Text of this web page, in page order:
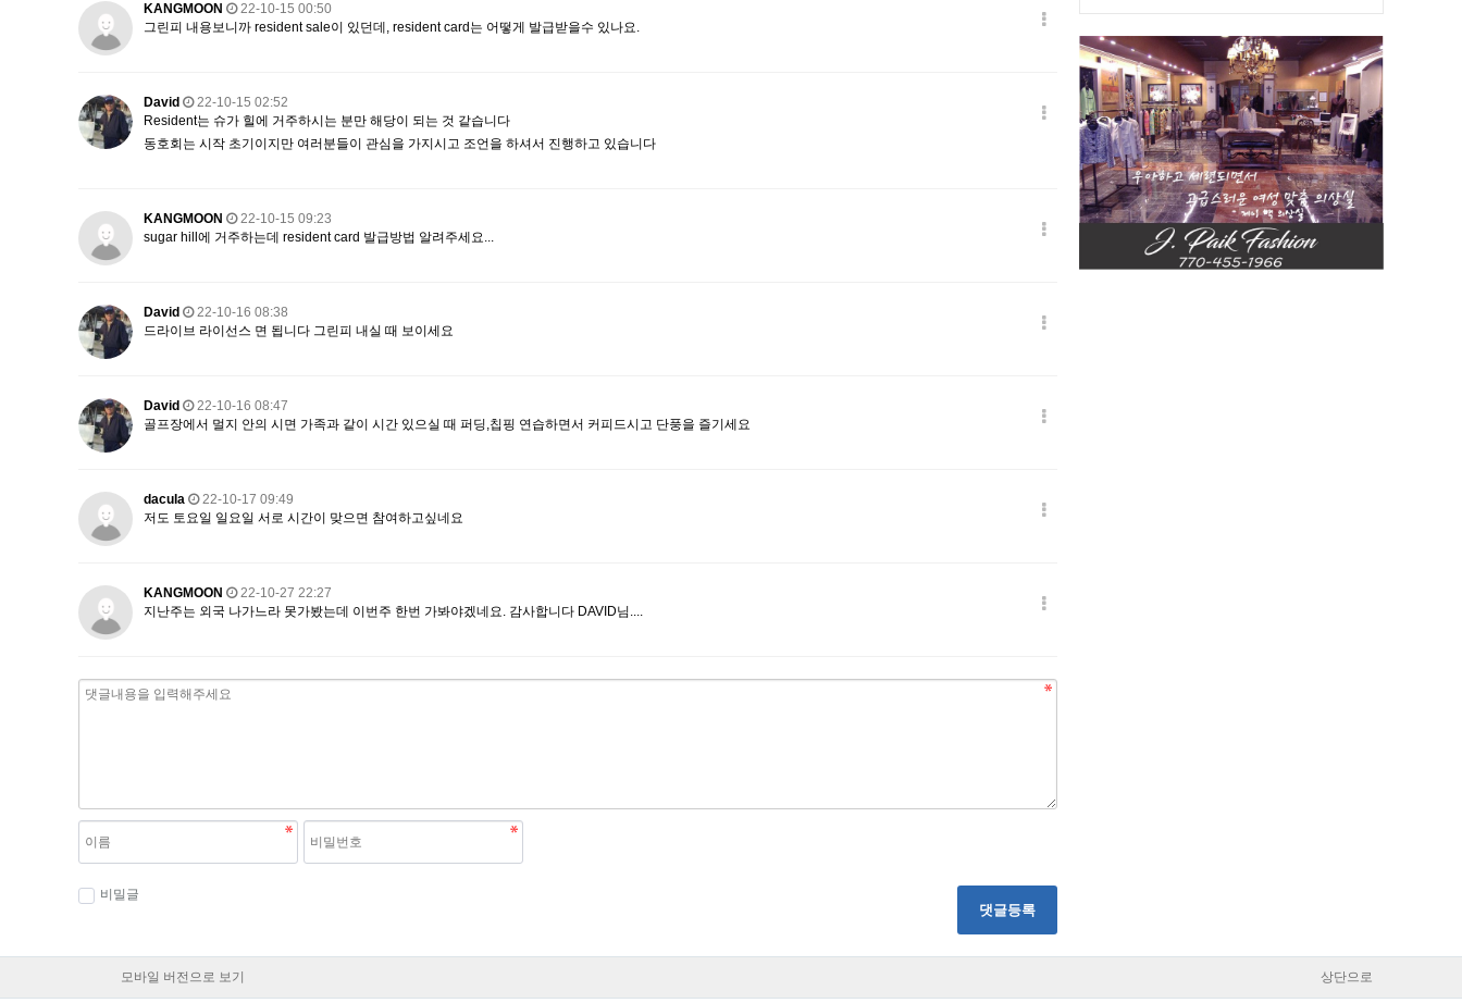
KANGMOON
22-10-15 00:50
그린피 내용보니까 resident sale이 있던데, resident card는 어떻게 발급받을수 있나요.
David
22-10-15 02:52
Resident는 슈가 힐에 거주하시는 분만 해당이 되는 것 같습니다
동호회는 시작 초기이지만 여러분들이 관심을 가지시고 조언을 하셔서 진행하고 있습니다
KANGMOON
22-10-15 09:23
sugar hill에 거주하는데 resident card 발급방법 알려주세요...
David
22-10-16 08:38
드라이브 라이선스 면 됩니다 그린피 내실 때 보이세요
David
22-10-16 08:47
골프장에서 멀지 안의 시면 가족과 같이 시간 있으실 때 퍼딩,칩핑 연습하면서 커피드시고 단풍을 즐기세요
dacula
22-10-17 09:49
저도 토요일 일요일 서로 시간이 맞으면 참여하고싶네요
KANGMOON
22-10-27 22:27
지난주는 외국 나가느라 못가봤는데 이번주 한번 가봐야겠네요. 감사합니다 DAVID님....
비밀글
댓글등록
모바일 버전으로 보기 상단으로